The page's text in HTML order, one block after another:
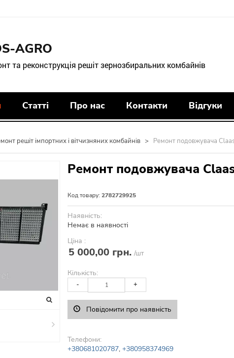
AGRO
та реконструкція решіт зернозбиральних комбайнів
Статті Про нас Контакти Відгуки
решіт імпортних і вітчизняних комбайнів > Ремонт подовжувача
Ремонт подовжувача
Код товару: 2782729925
Наявність:
Немає в наявності
Ціна :
5 000,00 грн. /шт
Кількість:
- +
Повідомити про наявність
Телефони:
+380681020787, +380958374969